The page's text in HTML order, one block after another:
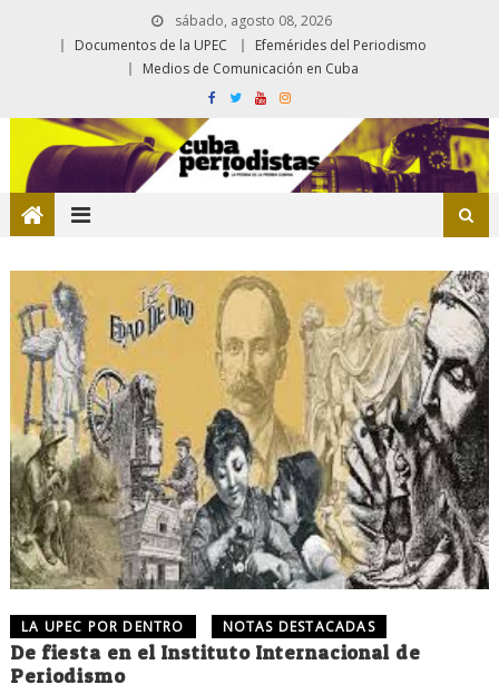
sábado, agosto 08, 2026
Documentos de la UPEC
Efemérides del Periodismo
Medios de Comunicación en Cuba
LA UPEC POR DENTRO NOTAS DESTACADAS
De fiesta en el Instituto Internacional de
Periodismo